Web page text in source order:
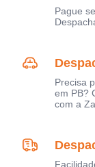
Pague
Precisa
em PB?
com a